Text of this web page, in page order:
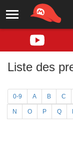
Liste des
0-9 A B C
N O P Q